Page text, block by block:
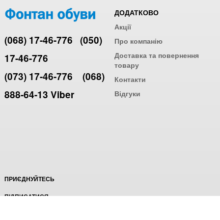
(068) 17-46-776 (050)
17-46-776
(073) 17-46-776
(068)
888-64-13 Viber
ДОДАТКОВО
Акції
Про компанію
Доставка та повернення
товару
Контакти
Відгуки
ПРИЄДНУЙТЕСЬ
ПІДПИСАТИСЯ